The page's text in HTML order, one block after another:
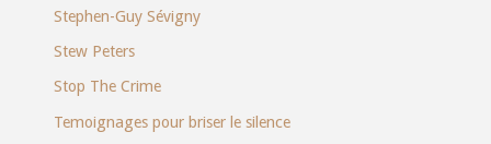
Stephen-Guy Sévigny
Stew Peters
Stop The Crime
Temoignages pour briser le silence